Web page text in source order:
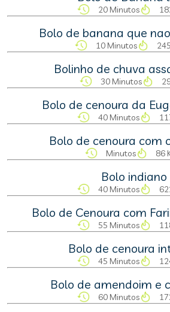
20 Minutos
Bolo de banana que
10 Minutos
Bolinho de chuva
30 Minutos
Bolo de cenoura da
40 Minutos
Bolo de cenoura com
Minutos 86
Bolo indiano
40 Minutos
Bolo de Cenoura com
55 Minutos
Bolo de cenoura
45 Minutos
Bolo de amendoim e
60 Minutos